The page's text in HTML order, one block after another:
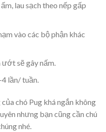
lau sạch theo nếp gấp
vào các bộ phận khác
ướt sẽ gây nấm.
lần/ tuần.
chó Pug khá ngắn không
nhưng bạn cũng cần chú
nhé.